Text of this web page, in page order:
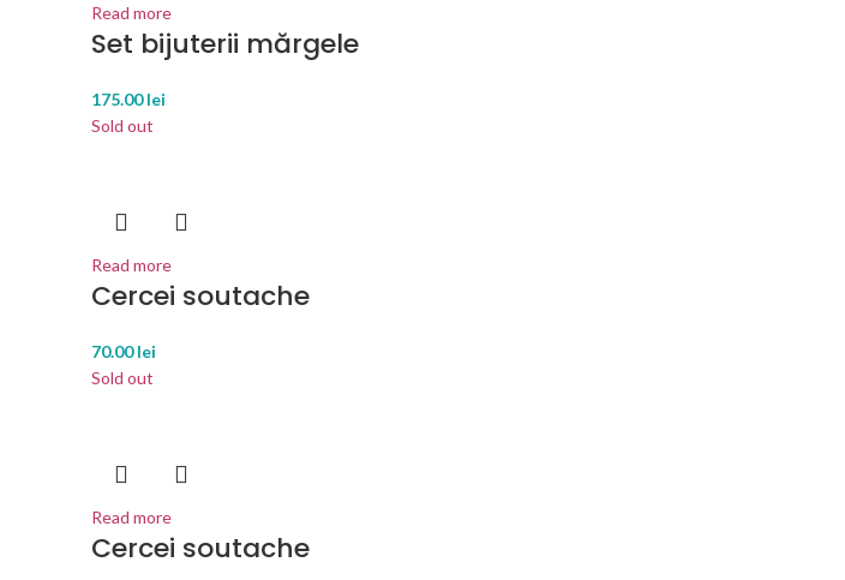
Read more
Set bijuterii mărgele
175.00lei
Sold out
Read more
Cercei soutache
70.00lei
Sold out
Read more
Cercei soutache